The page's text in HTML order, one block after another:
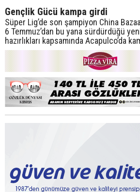
Gençlik Gücü kampa girdi
Süper Lig’de son şampiyon China
6 Temmuz’dan bu yana sürdürdüğü
hazırlıkları kapsamında Acapulco’da